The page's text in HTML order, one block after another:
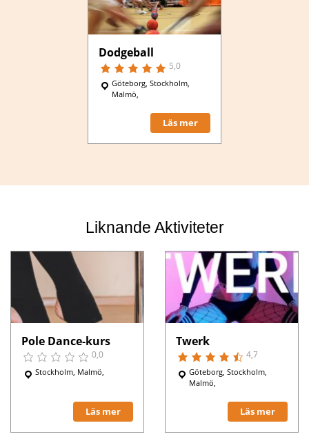
Dodgeball
5,0
Göteborg, Stockholm,
Malmö,
Läs mer
Liknande Aktiviteter
Pole Dance-kurs
0,0
Stockholm, Malmö,
Läs mer
Twerk
4,7
Göteborg, Stockholm,
Malmö,
Läs mer